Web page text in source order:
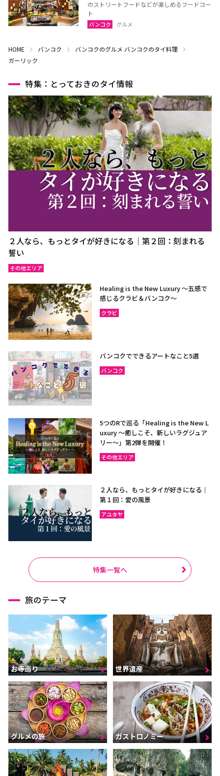
のストリートフードなどが楽しめるフードコー
ト
バンコク グルメ
HOME バンコク バンコクのグルメ バンコクのタイ料理
ガーリック
特集：とっておきのタイ情報
２人なら、もっとタイが好きになる｜第２回：刻まれる
誓い
その他エリア
Healing is the New Luxury ～五感で
感じるクラビ＆バンコク～
クラビ
バンコクでできるアートなこと5選
バンコク
5つのRで巡る「Healing is the New L
uxury ～癒しこそ、新しいラグジュア
リー〜」第2弾を開催！
その他エリア
２人なら、もっとタイが好きになる｜
第１回：愛の風景
アユタヤ
特集一覧へ
旅のテーマ
お寺巡り 世界遺産
グルメの旅 ガストロノミー